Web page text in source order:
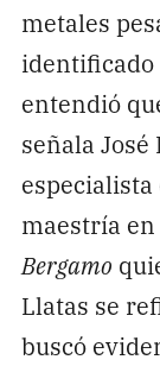
metales
identificado
entendió
señala José
maestría en
Bergamo
Llatas se
buscó